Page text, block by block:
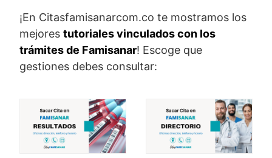
¡En Citasfamisanarcom.co te mostramos los
mejores tutoriales vinculados con los
trámites de Famisanar! Escoge que
gestiones debes consultar: